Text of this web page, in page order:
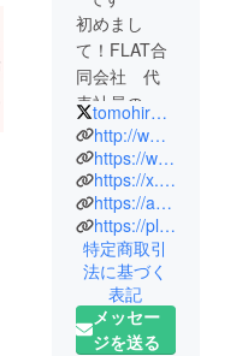
初めまし
て！FLAT合
同会社 代
表社員の中
崎と申しま
す。
恋愛マッチ
ングアプリ
「FLAT」の
開発/運用を
通して、フ
ツメンが・
フツメンと
tomohiro_0912
http://www.flat.dating/
https://www.instagram.com/flat_for22men/?hl=ja
https://x.com/tomohiro_0912
https://apps.apple.com/jp/app/flat-%E3%83%95%E3%83%A9%E3%83%83%E3%83%88/id6464448923
https://play.google.com/store/apps/details?id=dating.flat
特定商取引
法に基づく
表記
メッセー
ジを送る